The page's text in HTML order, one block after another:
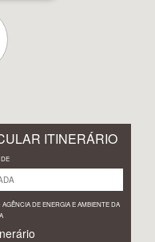
ITINERÁRIO
AGÊNCIA DE ENERGIA E AMBIENTE DA